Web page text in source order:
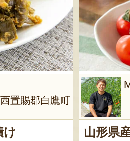
置賜郡白鷹町
け
山形県